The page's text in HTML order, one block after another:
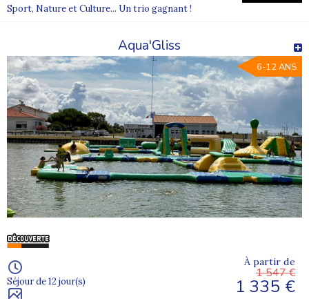
Sport, Nature et Culture... Un trio gagnant !
Aqua'Gliss
6-12 ANS
Séjour de 12 jour(s)
À partir de
1 547 €
1 335 €